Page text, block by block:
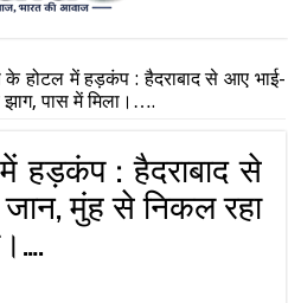
के होटल में हड़कंप : हैदराबाद से आए भाई-
पास में मिला।….
हड़कंप : हैदराबाद से
मुंह से निकल रहा